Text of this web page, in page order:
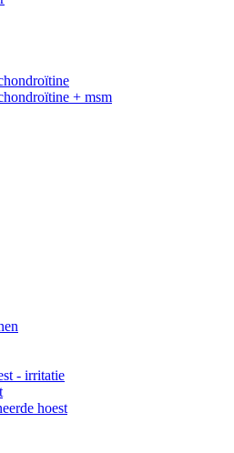
+ msm
- irritatie
hoest